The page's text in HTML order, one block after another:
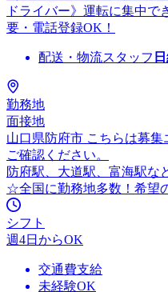
ドライバー》運転に集中
要・電話登録OK！
配送・物流スタッフ
勤務地
面接地
山口県防府市 こちらは募
ご確認ください。
防府駅、大道駅、富海駅な
☆全国に勤務地多数！希望
シフト
週4日からOK
交通費支給
未経験OK